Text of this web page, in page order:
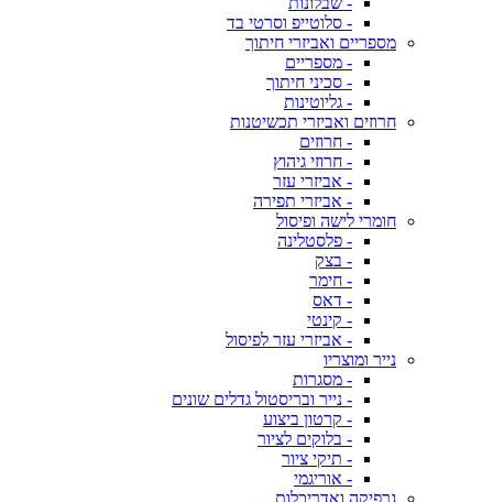
- סלוטייפ וסרטי בד
מספריים ואביזרי חיתוך
- מספריים
- סכיני חיתוך
- גליוטינות
חרוזים ואביזרי תכשיטנות
- חרוזים
- חרוזי גיהוץ
- אביזרי עזר
- אביזרי תפירה
חומרי לישה ופיסול
- פלסטלינה
- בצק
- חימר
- דאס
- קינטי
- אביזרי עזר לפיסול
נייר ומוצריו
- מסגרות
- נייר ובריסטול גדלים שונים
- קרטון ביצוע
- בלוקים לציור
- תיקי ציור
- אוריגמי
גרפיקה ואדריכלות